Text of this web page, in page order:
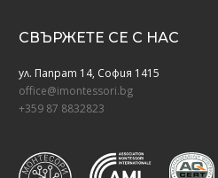
СВЪРЖЕТЕ СЕ С НАС
ул. Папрат 14, София 1415
office@imontessori.bg
+359 87 8832823